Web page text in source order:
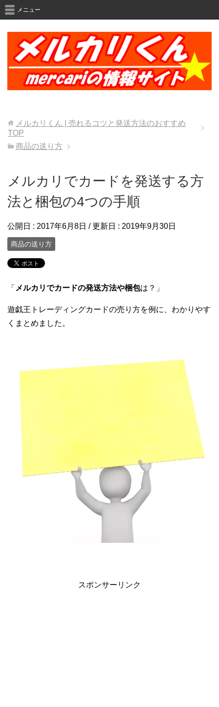
メニュー
メルカリくん | 売れるコツと発送方法のおすすめ
TOP
商品の送り方
メルカリでカードを発送する方
法と梱包の4つの手順
公開日 : 2017年6月8日 / 更新日 : 2019年9月30日
商品の送り方
「 メルカリでカードの発送方法や梱包は？」
遊戯王トレーディングカードの売り方を例に、わかりやす
くまとめました。
スポンサーリンク